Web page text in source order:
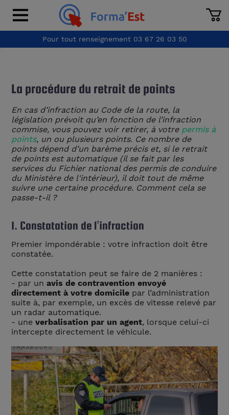
Pour tout renseignement 03 67 26 03 50
La procédure du retrait de points
En cas d’infraction au Code de la route, la
législation prévoit qu’en fonction de l’infraction
commise, vous pouvez voir retirer, à votre permis à
points, un ou plusieurs points. Ce nombre de
points dépend d’un barème précis et, si le retrait
de points est automatique (il se fait par les
services du Fichier national des permis de conduire
du Ministère de l'intérieur), il doit tout de même
suivre une certaine procédure. Comment cela se
passe-t-il ?
1. Constatation de l’infraction
Premier impondérable : votre infraction doit être
constatée.
Cette constatation peut se faire de 2 manières :
- par unavis de contravention envoyé
directement à votre domicile par l’administration
suite à, par exemple, un excès de vitesse relevé par
un radar automatique.
- uneverbalisation par un agent, lorsque celui-ci
intercepte directement le véhicule.